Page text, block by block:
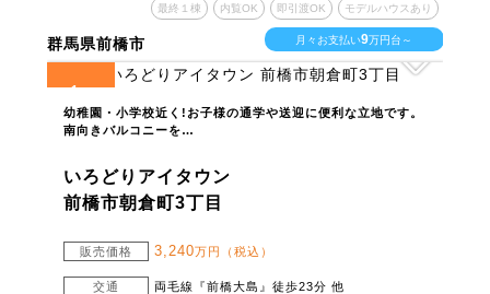
群馬県前橋市
最終１棟 内覧OK 即引渡OK モデルハウスあり
月々お支払い9万円台～
1
幼稚園・小学校近く!お子様の通学や送迎に便利な立地です。
南向きバルコニーを…
いろどりアイタウン
前橋市朝倉町3丁目
販売価格 3,240万円（税込）
交通 両毛線『前橋大島』徒歩23分 他